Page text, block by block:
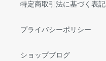
特定商取引法に基づく表記
プライバシーポリシー
ショップブログ